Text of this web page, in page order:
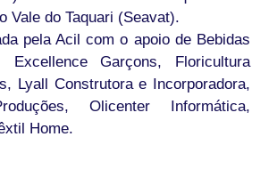
Vale do Taquari (Seavat).
pela Acil com o apoio de Bebidas
Excellence Garçons, Floricultura
Lyall Construtora e Incorporadora,
Olicenter Informática,
Home.